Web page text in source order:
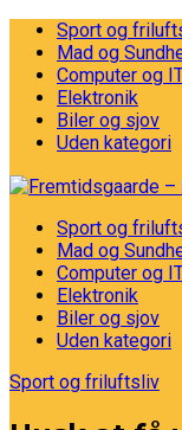
Sport og
Mad og
Computer og
Elektronik
Biler og sjov
Uden kategori
Sport og
Mad og
Computer og
Elektronik
Biler og sjov
Uden kategori
Sport og friluftsliv